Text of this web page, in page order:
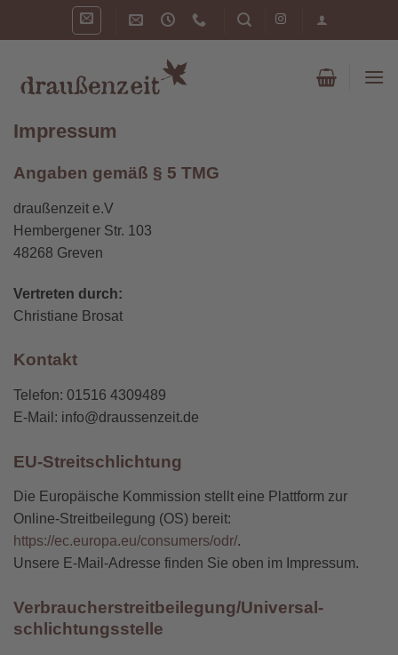
Impressum
Angaben gemäß § 5 TMG
draußenzeit e.V
Hembergener Str. 103
48268 Greven
Vertreten durch:
Christiane Brosat
Kontakt
Telefon: 01516 4309489
E-Mail: info@draussenzeit.de
EU-Streitschlichtung
Die Europäische Kommission stellt eine Plattform zur
Online-Streitbeilegung (OS) bereit:
https://ec.europa.eu/consumers/odr/.
Unsere E-Mail-Adresse finden Sie oben im Impressum.
Verbraucher­streit­beilegung/Universal­
schlichtungs­stelle